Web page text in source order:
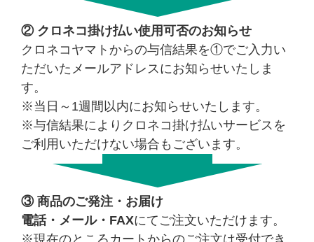
② クロネコ掛け払い使用可否のお知らせ
クロネコヤマトからの与信結果を①でご入力い
ただいたメールアドレスにお知らせいたしま
す。
※当日～1週間以内にお知らせいたします。
※与信結果によりクロネコ掛け払いサービスを
ご利用いただけない場合もございます。
③ 商品のご発注・お届け
電話・メール・FAXにてご注文いただけます。